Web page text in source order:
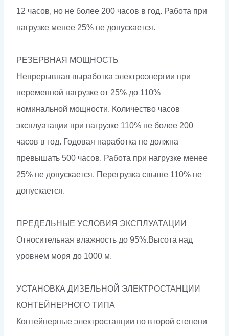
12 часов, но не более 200 часов в год. Работа при
нагрузке менее 25% не допускается.
РЕЗЕРВНАЯ МОЩНОСТЬ
Непрерывная выработка электроэнергии при
переменной нагрузке от 25% до 110%
номинальной мощности. Количество часов
эксплуатации при нагрузке 110% не более 200
часов в год. Годовая наработка не должна
превышать 500 часов. Работа при нагрузке менее
25% не допускается. Перегрузка свыше 110% не
допускается.
ПРЕДЕЛЬНЫЕ УСЛОВИЯ ЭКСПЛУАТАЦИИ
Относительная влажность до 95%.Высота над
уровнем моря до 1000 м.
УСТАНОВКА ДИЗЕЛЬНОЙ ЭЛЕКТРОСТАНЦИИ
КОНТЕЙНЕРНОГО ТИПА
Контейнерные электростанции по второй степени